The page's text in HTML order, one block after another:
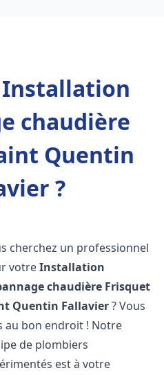
Installation
chaudière
Quentin
?
cherchez un professionnel
votreInstallation
chaudière Frisquet
Quentin Fallavier? Vous
au bon endroit ! Notre
de plombiers
est à votre